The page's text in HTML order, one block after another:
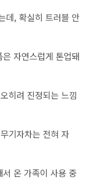
데, 확실히 트러블 안
자연스럽게 톤업돼
히려 진정되는 느낌
기자차는 전혀 자
온 가족이 사용 중